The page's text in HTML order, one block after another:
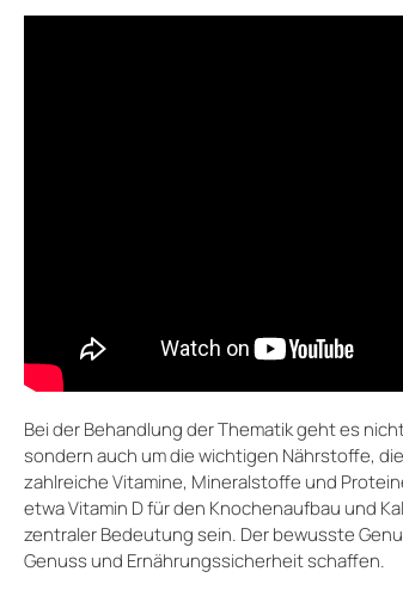
Bei der Behandlung der Thematik geht es
sondern auch um die wichtigen Nährstoffe,
zahlreiche Vitamine, Mineralstoffe und
etwa Vitamin D für den Knochenaufbau und
zentraler Bedeutung sein. Der bewusste
Genuss und Ernährungssicherheit schaffen.